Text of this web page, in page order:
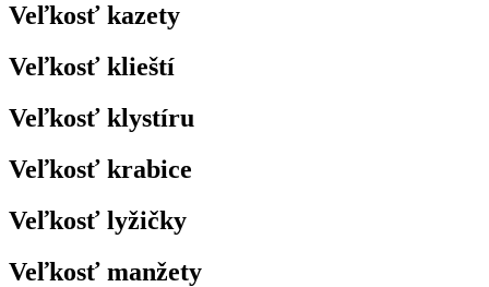
Veľkosť kazety
Veľkosť klieští
Veľkosť klystíru
Veľkosť krabice
Veľkosť lyžičky
Veľkosť manžety